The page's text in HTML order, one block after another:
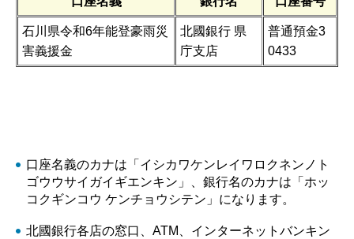
石川県令和6年能登豪雨災
害義援金
北國銀行 県
庁支店
普通預金3
0433
口座名義のカナは「イシカワケンレイワロクネンノト
ゴウウサイガイギエンキン」、銀行名のカナは「ホッ
コクギンコウ ケンチョウシテン」になります。
北國銀行各店の窓口、ATM、インターネットバンキン